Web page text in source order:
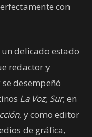
con
delicado estado
redactor y
desempeñó
La Voz, Sur,en
, y como editor
de gráfica,